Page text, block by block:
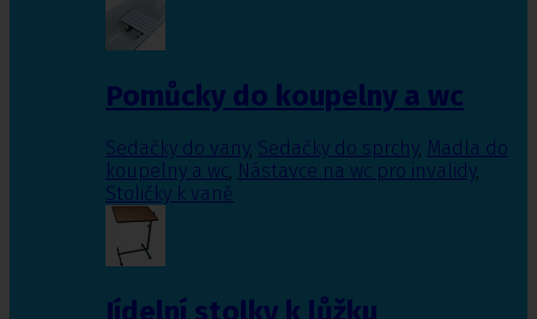
Pomůcky do koupelny a wc
Sedačky do vany, Sedačky do sprchy, Madla do
koupelny a wc, Nástavce na wc pro invalidy,
Stoličky k vaně
Jídelní stolky k lůžku